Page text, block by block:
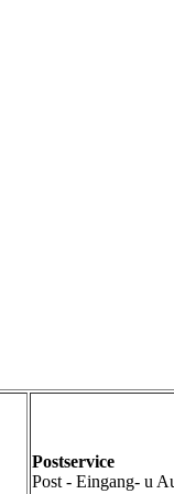
Postservice
Post - Eingang- u